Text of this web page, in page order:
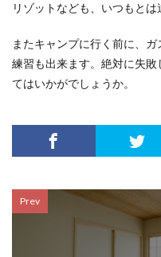
リゾットなども、いつもとは
またキャンプに行く前に、
練習も出来ます。絶対に失
てはいかがでしょうか。
Prev